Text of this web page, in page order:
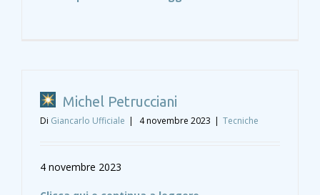
Michel Petrucciani
Di Giancarlo Ufficiale | 4 novembre 2023 | Tecniche
4 novembre 2023